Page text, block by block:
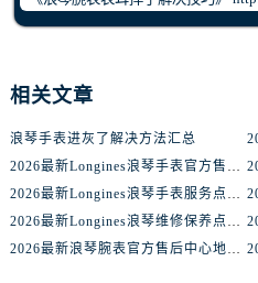
相关文章
浪琴手表进灰了解决方法汇总
2026最新Longines浪琴手表官方售后服务中心网点地址考察报告
2026最新Longines浪琴手表服务点地址调研报告
2026最新Longines浪琴维修保养点地址实地探访报告
2026最新浪琴腕表官方售后中心地址考察报告